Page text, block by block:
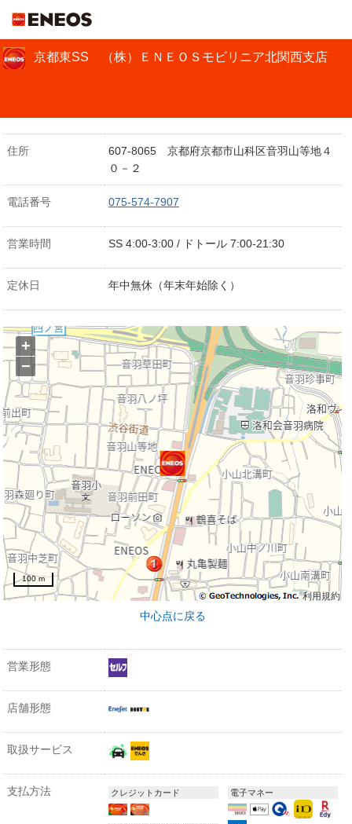
京都東SS （株）ＥＮＥＯＳモビリニア北関西支店
住所
607-8065 京都府京都市山科区音羽山等地４
０－２
電話番号 075-574-7907
営業時間 SS 4:00-3:00 / ドトール 7:00-21:30
定休日 年中無休（年末年始除く）
利用規約
+
−
100 m
中心点に戻る
営業形態
店舗形態
取扱サービス
支払方法 クレジットカード 電子マネー